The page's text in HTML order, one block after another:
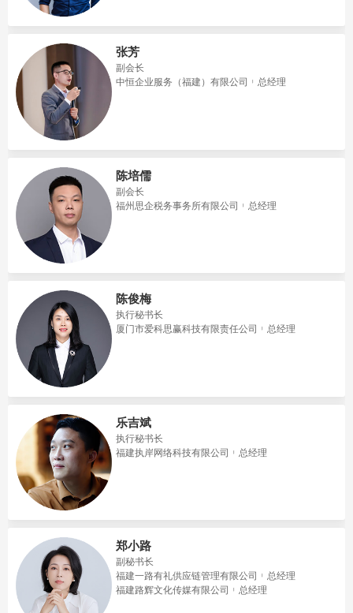
张芳
副会长
中恒企业服务（福建）有限公司
总经理
陈培儒
副会长
福州思企税务事务所有限公司
总经理
陈俊梅
执行秘书长
厦门市爱科思赢科技有限责任公司
总经理
乐吉斌
执行秘书长
福建执岸网络科技有限公司
总经理
郑小路
副秘书长
福建一路有礼供应链管理有限公司
总经理
福建路辉文化传媒有限公司
总经理